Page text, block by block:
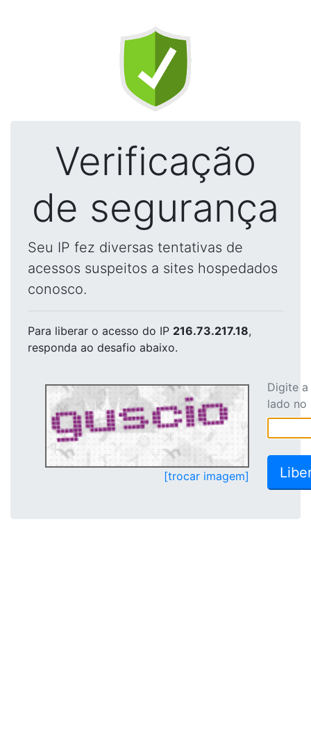
Verificação
de segurança
Seu IP fez diversas tentativas de
acessos suspeitos a sites hospedados
conosco.
Para liberar o acesso do IP 216.73.217.18,
responda ao desafio abaixo.
[trocar imagem]
Digite
lado no